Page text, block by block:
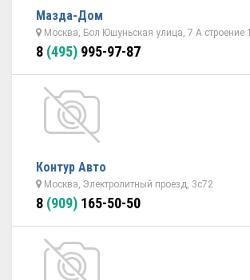
Мазда-Дом
Москва, Бол Юшуньская улица, 7 А строение 1
8 (495) 995-97-87
Контур Авто
Москва, Электролитный проезд, 3с72
8 (909) 165-50-50